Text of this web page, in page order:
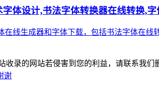
体设计,书法字体转换器在线转换,
线生成器和字体下载，包括书法字体在
收录的网站若侵害到您的利益，请联系我们
谢